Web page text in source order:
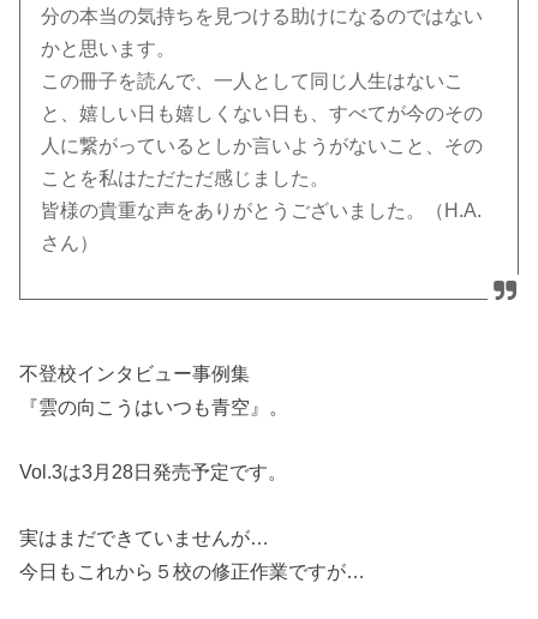
分の本当の気持ちを見つける助けになるのではない
かと思います。
この冊子を読んで、一人として同じ人生はないこ
と、嬉しい日も嬉しくない日も、すべてが今のその
人に繋がっているとしか言いようがないこと、その
ことを私はただただ感じました。
皆様の貴重な声をありがとうございました。（H.A.
さん）
不登校インタビュー事例集
『雲の向こうはいつも青空』。
Vol.3は3月28日発売予定です。
実はまだできていませんが…
今日もこれから５校の修正作業ですが…